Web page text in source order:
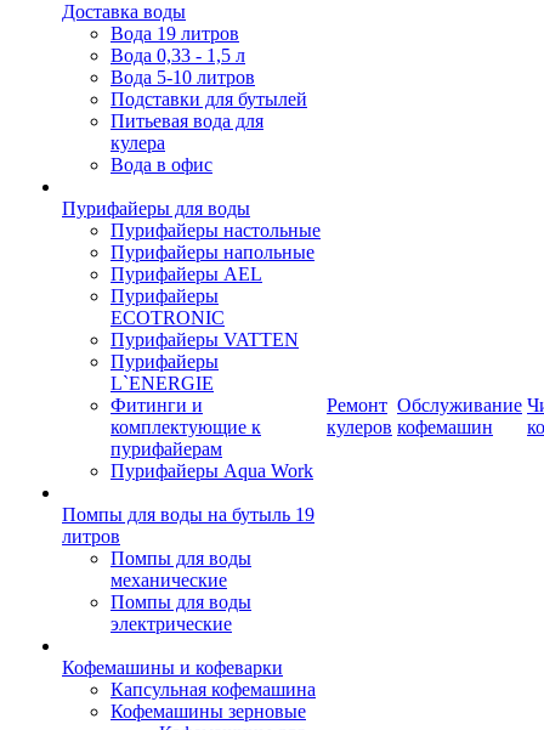
Доставка воды
Вода 19 литров
Вода 0,33 - 1,5 л
Вода 5-10 литров
Подставки для бутылей
Питьевая вода для
кулера
Вода в офис
Пурифайеры для воды
Пурифайеры настольные
Пурифайеры напольные
Пурифайеры AEL
Пурифайеры
ECOTRONIC
Пурифайеры VATTEN
Пурифайеры
L`ENERGIE
Фитинги и
комплектующие к
пурифайерам
Пурифайеры Aqua Work
Помпы для воды на бутыль 19
литров
Помпы для воды
механические
Помпы для воды
электрические
Кофемашины и кофеварки
Капсульная кофемашина
Кофемашины зерновые
Ремонт
кулеров
Обслуживание
кофемашин